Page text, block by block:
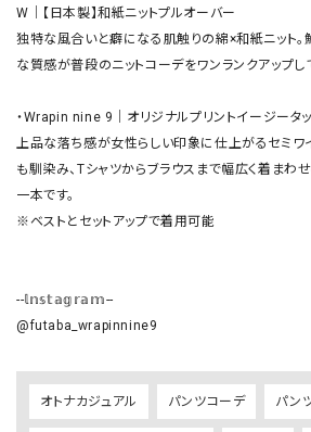
W｜【日本製】和紙ニットプルオーバー
独特な風合いと癖になる肌触りの綿×和紙ニット
な質感が普段のニットコーデをワンランクアップし
・Wrapin nine 9｜オリジナルプリントイージータ
上品な落ち感が女性らしい印象に仕上がるセミワ
も馴染み、Tシャツからブラウスまで幅広く着まわ
一本です。
※ベストとセットアップで着用可能
--𝕝𝕟𝕤𝕥𝕒𝕘𝕣𝕒𝕞--
@futaba_wrapinnine9
オトナカジュアル パンツコーデ パン